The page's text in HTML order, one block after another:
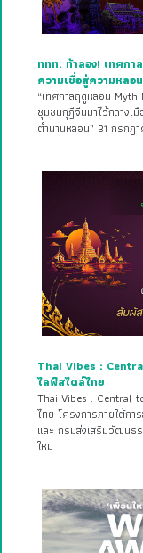
ททท. ท้าลอง! เทศก
ความเชื่อสู่ความหลอ
“เทศกาลฤดูหลอน
ชุมชนกุฎีจีนมาไว้กลาง
ตำนานหลอน” 31 กรกฎ
Thai Vibes :
ไลฟ์สไตล์ไทย
Thai Vibes : Central
ไทย โครงการภายใต้ก
และ กรมส่งเสริมวัฒนธ
ใหม่